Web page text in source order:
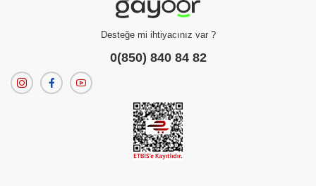
Desteğe mi ihtiyacınız var ?
0(850) 840 84 82